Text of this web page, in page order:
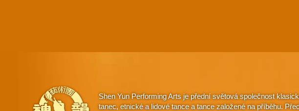
Shen Yun Performing Arts je přední světová společnost
tanec, etnické a lidové tance a tance založené na příběhu.